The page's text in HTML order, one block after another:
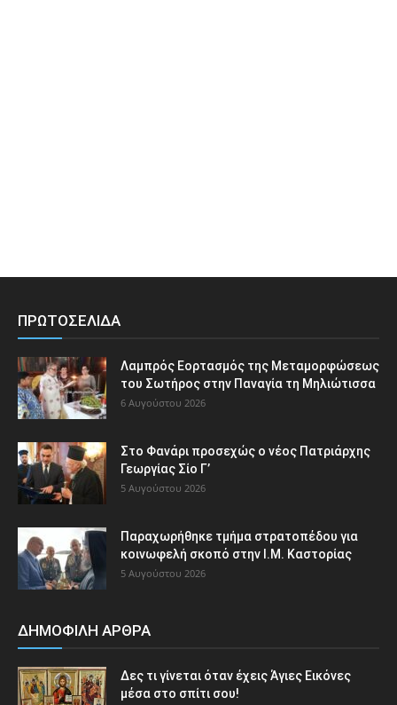
ΠΡΩΤΟΣΕΛΙΔΑ
Λαμπρός Εορτασμός της Μεταμορφώσεως
του Σωτήρος στην Παναγία τη Μηλιώτισσα
6 Αυγούστου 2026
Στο Φανάρι προσεχώς ο νέος Πατριάρχης
Γεωργίας Σίο Γ’
5 Αυγούστου 2026
Παραχωρήθηκε τμήμα στρατοπέδου για
κοινωφελή σκοπό στην Ι.Μ. Καστορίας
5 Αυγούστου 2026
ΔΗΜΟΦΙΛΗ ΑΡΘΡΑ
Δες τι γίνεται όταν έχεις Άγιες Εικόνες
μέσα στο σπίτι σου!